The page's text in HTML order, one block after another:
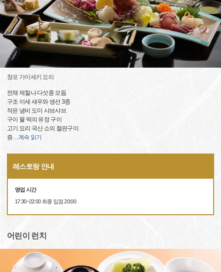
창포 가이세키 요리
전채 제철나 다섯종 모듬
구조 이세 새우와 생선 3종
작은 냄비 도미 샤브샤브
구이 물 떡의 유정 구이
고기 요리 국산 소의 철판구이
증…계속 읽기
레스토랑 안내
영업 시간
17:30~22:00 최종 입점 20:00
어린이 런치